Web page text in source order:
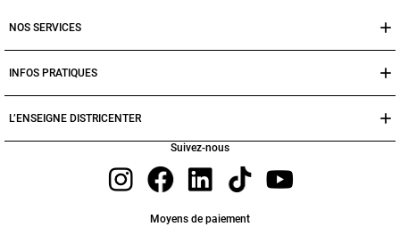
NOS SERVICES
INFOS PRATIQUES
L’ENSEIGNE DISTRICENTER
Suivez-nous
Moyens de paiement